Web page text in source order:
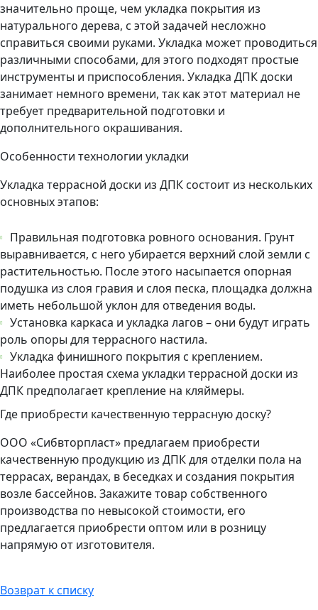
значительно проще, чем укладка покрытия из
натурального дерева, с этой задачей несложно
справиться своими руками. Укладка может проводиться
различными способами, для этого подходят простые
инструменты и приспособления. Укладка ДПК доски
занимает немного времени, так как этот материал не
требует предварительной подготовки и
дополнительного окрашивания.
Особенности технологии укладки
Укладка террасной доски из ДПК состоит из нескольких
основных этапов:
Правильная подготовка ровного основания. Грунт
выравнивается, с него убирается верхний слой земли с
растительностью. После этого насыпается опорная
подушка из слоя гравия и слоя песка, площадка должна
иметь небольшой уклон для отведения воды.
Установка каркаса и укладка лагов – они будут играть
роль опоры для террасного настила.
Укладка финишного покрытия с креплением.
Наиболее простая схема укладки террасной доски из
ДПК предполагает крепление на кляймеры.
Где приобрести качественную террасную доску?
ООО «Сибвторпласт» предлагаем приобрести
качественную продукцию из ДПК для отделки пола на
террасах, верандах, в беседках и создания покрытия
возле бассейнов. Закажите товар собственного
производства по невысокой стоимости, его
предлагается приобрести оптом или в розницу
напрямую от изготовителя.
Возврат к списку